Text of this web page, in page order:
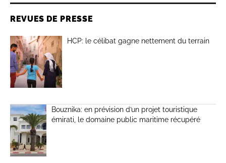
REVUES DE PRESSE
HCP: le célibat gagne nettement du terrain
Bouznika: en prévision d’un projet touristique
émirati, le domaine public maritime récupéré